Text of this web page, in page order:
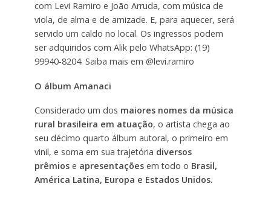
com Levi Ramiro e João Arruda, com música de
viola, de alma e de amizade. E, para aquecer, será
servido um caldo no local. Os ingressos podem
ser adquiridos com Alik pelo WhatsApp: (19)
99940-8204. Saiba mais em @levi.ramiro
O álbum Amanaci
Considerado um dos maiores nomes da música
rural brasileira em atuação, o artista chega ao
seu décimo quarto álbum autoral, o primeiro em
vinil, e soma em sua trajetória diversos
prêmiose apresentaçõesem todo o Brasil,
América Latina, Europa e Estados Unidos.